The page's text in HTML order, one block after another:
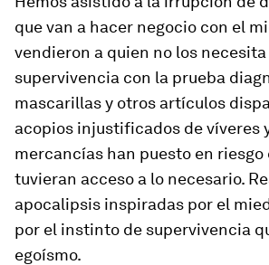
que van a hacer negocio con el
vendieron a quien no los
supervivencia con la prueba
mascarillas y otros artículos
acopios injustificados de víveres
mercancías han puesto en riesgo
tuvieran acceso a lo necesario.
apocalipsis inspiradas por el
por el instinto de supervivencia
egoísmo.